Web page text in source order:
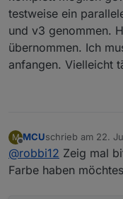
testweise ein
und v3 genommen.
übernommen. Ich
anfangen. Vielleicht
M
Offline
MCUschrieb am 22.
zuletzt editiert
@robbi12 Zeig mal
Farbe haben